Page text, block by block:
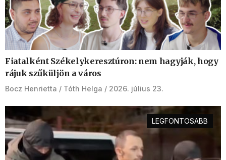
Fiatalként Székelykeresztúron: nem hagyják, hogy
rájuk szűküljön a város
Bocz Henrietta Tóth Helga 2026. július 23.
LEGFONTOSABB